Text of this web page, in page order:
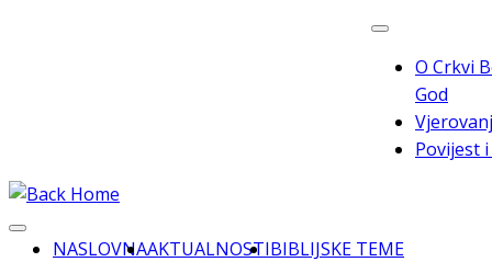
O Crkvi
God
Povijest
NASLOVNAAKTUALNOSTIBIBLIJSKE TEME